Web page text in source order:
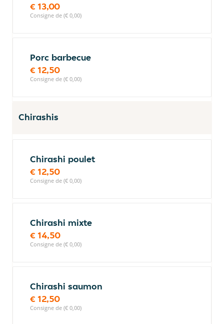
€ 13,00
Consigne de (€ 0,00)
Porc barbecue
€ 12,50
Consigne de (€ 0,00)
Chirashis
Chirashi poulet
€ 12,50
Consigne de (€ 0,00)
Chirashi mixte
€ 14,50
Consigne de (€ 0,00)
Chirashi saumon
€ 12,50
Consigne de (€ 0,00)